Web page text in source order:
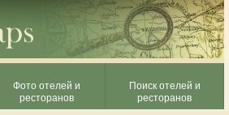
Фото отелей и
ресторанов
Поиск отелей и
ресторанов